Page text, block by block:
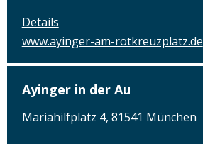
Details
www.ayinger-am-rotkreuzplatz.de
Ayinger in der Au
Mariahilfplatz 4, 81541 München